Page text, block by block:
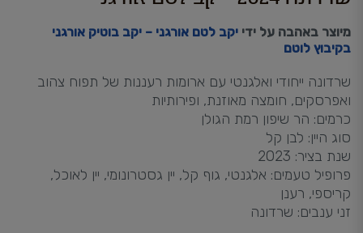
מיוצר באהבה על ידי יקב לטם אורגני – יקב בוטיק אורגני
בקיבוץ לוטם
שרדונה ייחודי ואלגנטי עם ארומות רעננות של תפוח צהוב
ואפרסקים, חומצה מאוזנת, ופירותיות
כרמים: הר שיפון רמת הגולן
סוג היין: לבן קל
שנת בציר: 2023
פרופיל טעמים: אלגנטי, גוף קל, יין גסטרונומי, יין לאוכל,
קריספי, רענן
זני ענבים: שרדונה